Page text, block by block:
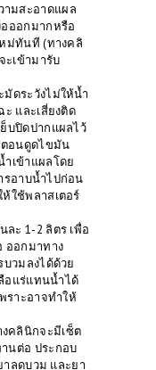
ามสะอาดแผล
ออกมากหรือ
ม่ทันที (ทางคลิ
เข้ามารับ
มัดระวังไม่ให้น้ำ
และเสี่ยงติด
บปิดปากแผลไว้
ตอนดูดไขมัน
เข้าแผลโดย
รอาบน้ำไปก่อน
ใช้พลาสเตอร์
ละ 1-2 ลิตร เพื่อ
ออกมาทาง
วมลงได้ด้วย
อแร่แทนน้ำได้
ราะอาจทำให้
คลินิกจะมีเซ็ต
นต่อ ประกอบ
าลดบวม และยา